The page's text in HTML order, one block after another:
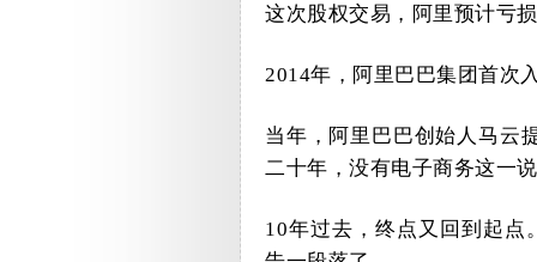
这次股权交易，阿里预计亏
2014年，阿里巴巴集团首次
当年，阿里巴巴创始人马云
二十年，没有电子商务这一
10年过去，终点又回到起点